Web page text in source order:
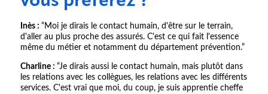
Inès : “Moi je dirais le contact humain, d'être sur le terrain,
d'aller au plus proche des assurés. C'est ce qui fait l'essence
même du métier et notamment du département prévention.”
Charline : “Je dirais aussi le contact humain, mais plutôt dans
les relations avec les collègues, les relations avec les différents
services. C'est vrai que moi, du coup, je suis apprentie cheffe